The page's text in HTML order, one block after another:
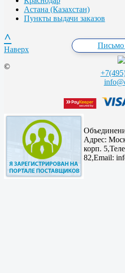
Астана (Казахстан)
Пункты выдачи заказов
Письмо
^
Наверх
©
Адрес:
корп. 5,
82,Email: